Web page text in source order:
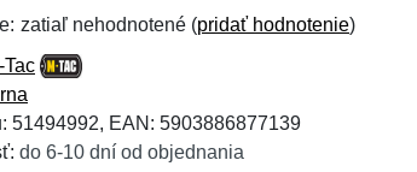
zatiaľ nehodnotené (pridať hodnotenie)
Tac
51494992, EAN: 5903886877139
do 6-10 dní od objednania